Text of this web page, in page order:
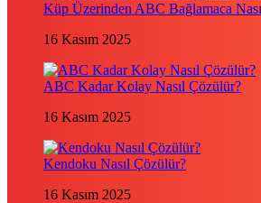
Küp Üzerinden ABC Bağlamaca
16 Kasım 2025
ABC Kadar Kolay Nasıl Çözülür?
16 Kasım 2025
Kendoku Nasıl Çözülür?
16 Kasım 2025